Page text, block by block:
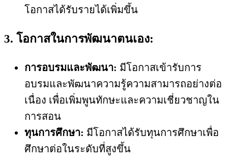
โอกาสได้รับรายได้เพิ่มขึ้น
3. โอกาสในการพัฒนาตนเอง:
การอบรมและพัฒนา: มีโอกาสเข้ารับการ
อบรมและพัฒนาความรู้ความสามารถอย่างต่อ
เนื่อง เพื่อเพิ่มพูนทักษะและความเชี่ยวชาญใน
การสอน
ทุนการศึกษา: มีโอกาสได้รับทุนการศึกษาเพื่อ
ศึกษาต่อในระดับที่สูงขึ้น